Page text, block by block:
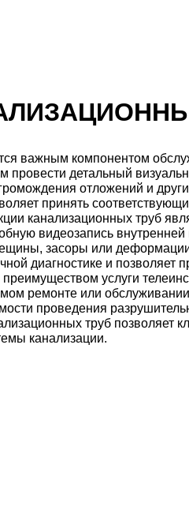
важным компонентом
детальный
отложений и
принять
канализационных труб
видеозапись
засоры или
диагностике и
услуги
ремонте или
проведения
труб
канализации.